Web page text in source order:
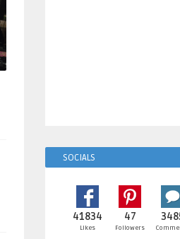
SOCIALS
41834
Likes
47
Followers